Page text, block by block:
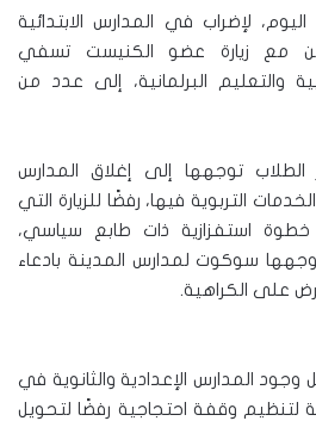
لإضراب في المدارس الابتدائية
مع زيارة عضو الكنيست تسفي
والتعليم البرلمانية، إلى عدد من
الطلاب توجهها إلى إغلاق المدارس
التربوية فيها، رفضًا للزيارة التي
خطوة استفزازية ذات طابع سياسي،
سوكوت لمدارس المدينة بادعاء
على الكراهية.
المدارس الإعدادية والثانوية في
لتنظيم وقفة احتجاجية رفضًا لتحويل